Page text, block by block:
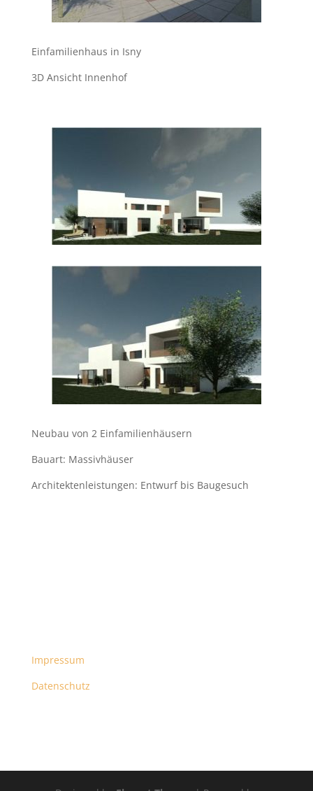
Einfamilienhaus in Isny
3D Ansicht Innenhof
Neubau von 2 Einfamilienhäusern
Bauart: Massivhäuser
Architektenleistungen: Entwurf bis Baugesuch
Impressum
Datenschutz